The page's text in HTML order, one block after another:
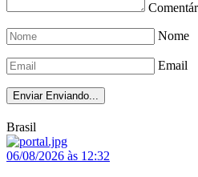
Nome
Email
Enviar Enviando...
Brasil
06/08/2026 às 12:32